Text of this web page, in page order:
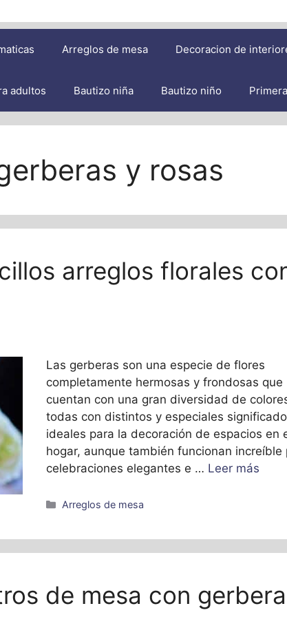
Arreglos de mesa Decoracion de
adultos Bautizo niña Bautizo niño
y rosas
arreglos florales
Las gerberas son una especie de flores
completamente hermosas y frondosas que
cuentan con una gran diversidad de
todas con distintos y especiales
ideales para la decoración de espacios en
hogar, aunque también funcionan increíble
celebraciones elegantes e … Leer más
Categorías
Arreglos de mesa
de mesa con